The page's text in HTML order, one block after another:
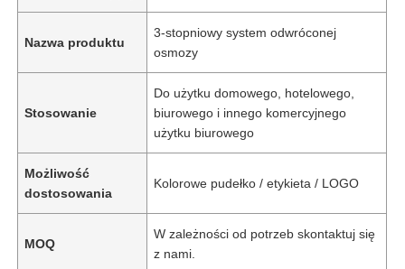
Nazwa produktu
3-stopniowy system odwróconej
osmozy
Stosowanie
Do użytku domowego, hotelowego,
biurowego i innego komercyjnego
użytku biurowego
Możliwość
dostosowania
Kolorowe pudełko / etykieta / LOGO
MOQ
W zależności od potrzeb skontaktuj się
z nami.